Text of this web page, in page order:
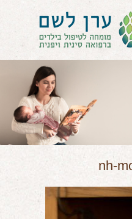
בית
הטיפול
סיני ודיקור יפני לילדים
לא מפסיק להיות חולה
קוצר, סטרידור ועוד
דלקות ונוזלים באוזניים
רגשיים, אתגרי התנהגות
nh-